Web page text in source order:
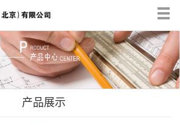
产品展示